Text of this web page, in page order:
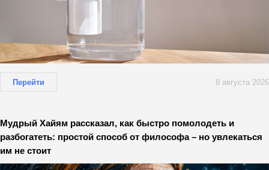
Перейти 8 августа 2026
Мудрый Хайям рассказал, как быстро помолодеть и
разбогатеть: простой способ от философа – но увлекаться
им не стоит